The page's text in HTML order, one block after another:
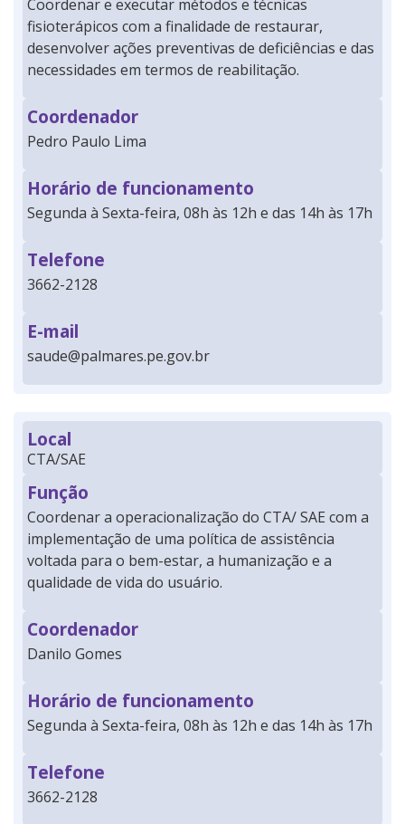
Coordenar e executar métodos e técnicas
fisioterápicos com a finalidade de restaurar,
desenvolver ações preventivas de deficiências e das
necessidades em termos de reabilitação.
Coordenador
Pedro Paulo Lima
Horário de funcionamento
Segunda à Sexta-feira, 08h às 12h e das 14h às 17h
Telefone
3662-2128
E-mail
saude@palmares.pe.gov.br
Local
CTA/SAE
Função
Coordenar a operacionalização do CTA/ SAE com a
implementação de uma política de assistência
voltada para o bem-estar, a humanização e a
qualidade de vida do usuário.
Coordenador
Danilo Gomes
Horário de funcionamento
Segunda à Sexta-feira, 08h às 12h e das 14h às 17h
Telefone
3662-2128